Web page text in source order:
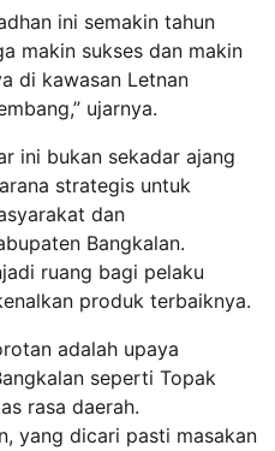
ini semakin tahun
makin sukses dan makin
di kawasan Letnan
ujarnya.
ini bukan sekadar ajang
strategis untuk
dan
Bangkalan.
ruang bagi pelaku
produk terbaiknya.
adalah upaya
seperti Topak
rasa daerah.
yang dicari pasti masakan